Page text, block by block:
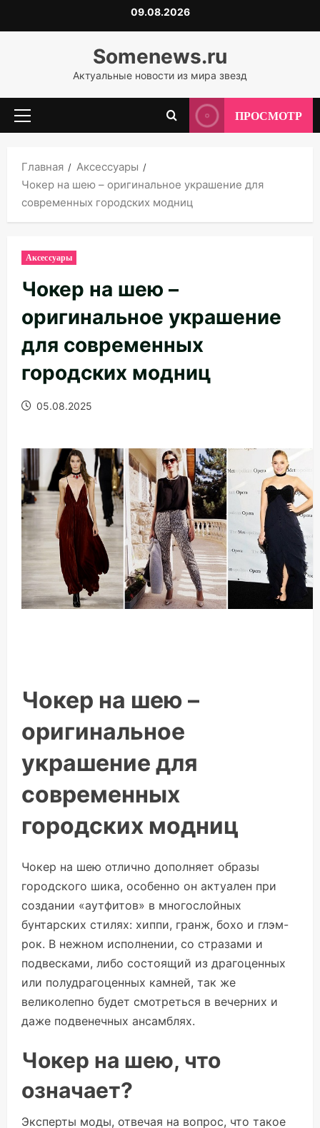
к
09.08.2026
Somenews.ru
Актуальные новости из мира звезд
Основное
ПРОСМОТР
Главная
Аксессуары
Чокер на шею – оригинальное украшение для
современных городских модниц
Аксессуары
Чокер на шею –
оригинальное украшение
для современных
городских модниц
05.08.2025
Чокер на шею –
оригинальное
украшение для
современных
городских модниц
Чокер на шею отлично дополняет образы
городского шика, особенно он актуален при
создании «аутфитов» в многослойных
бунтарских стилях: хиппи, гранж, бохо и глэм-
рок. В нежном исполнении, со стразами и
подвесками, либо состоящий из драгоценных
или полудрагоценных камней, так же
великолепно будет смотреться в вечерних и
даже подвенечных ансамблях.
Чокер на шею, что
означает?
Эксперты моды, отвечая на вопрос, что такое